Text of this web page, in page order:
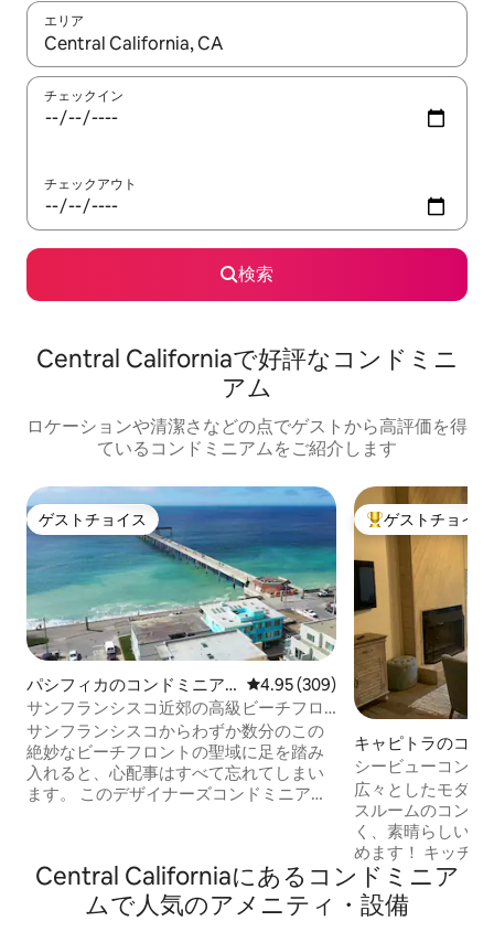
エリア
検索結果が表示されたら、上下の矢印キーを使って移動するか
チェックイン
チェックアウト
検索
Central Californiaで好評なコンドミニ
アム
ロケーションや清潔さなどの点でゲストから高評価を得
ているコンドミニアムをご紹介します
ゲストチョイス
ゲストチョイス
パシフィカのコンドミニア
ム
レビュー309件、5つ星中4.95つ
4.95 (309)
サンフランシスコ近郊の高級ビーチフロ
ントコンドミニアム（Blue Wave 1）
サンフランシスコからわずか数分のこの
絶妙なビーチフロントの聖域に足を踏み
入れると、心配事はすべて忘れてしまい
ます。 このデザイナーズコンドミニアム
テラスがあり、いつでも素晴らしい景色
を楽しめます。 バスルームには、特別に
深いスパ浴槽が備わっています。 キング
大好評のゲスト
ゲストチョイス
キャピトラのコン
ム
シービューコンド
150歩！
広々としたモダン
スルームのコンド
く、素晴らしい
めます！ キッチンバー、リビングルー
ム、廊下から海を
す。ビーチ、カ
ショッピング、
Central Californiaにあるコンドミニア
ムで人気のアメニティ・設備